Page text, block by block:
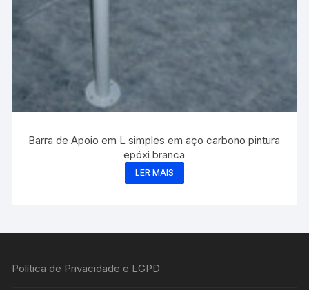
Barra de Apoio em L simples em aço carbono pintura
epóxi branca
LER MAIS
Política de Privacidade e LGPD